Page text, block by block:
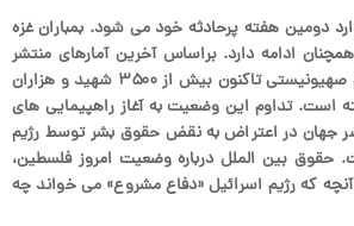
دومین هفته پرحادثه خود می شود. بمباران غزه
همچنان ادامه دارد. براساس آخرین آمارهای منتشر
شده حملات بی امان رژیم صهیونیستی تاکنون بیش از ۳۵۰۰ شهید و هزاران
است. تداوم این وضعیت به آغاز راهپیمایی های
جهان در اعتراض به نقض حقوق بشر توسط رژیم
حقوق بین الملل درباره وضعیت امروز فلسطین،
که رژیم اسرائیل «دفاع مشروع» می خواند چه